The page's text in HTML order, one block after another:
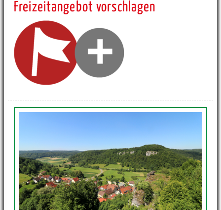
Freizeitangebot vorschlagen